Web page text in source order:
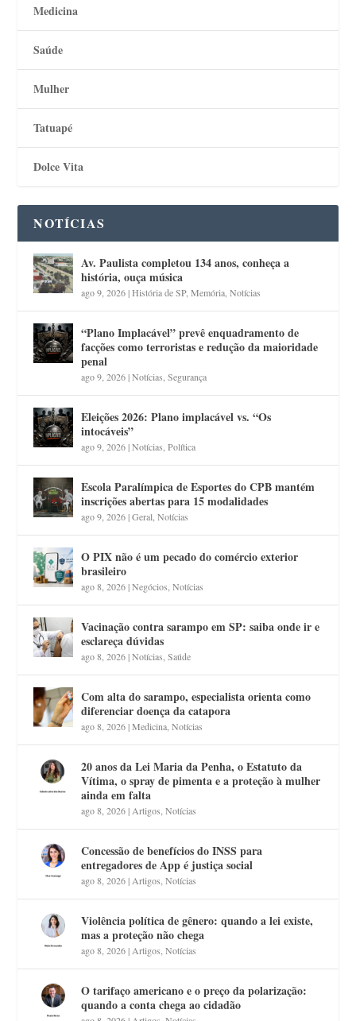
Medicina
Saúde
Mulher
Tatuapé
Dolce Vita
NOTÍCIAS
Av. Paulista completou 134 anos, conheça a
história, ouça música
ago 9, 2026|História de SP,Memória ,Notícias
“Plano Implacável” prevê enquadramento de
facções como terroristas e redução da maioridade
penal
ago 9, 2026|Notícias ,Segurança
Eleições 2026: Plano implacável vs. “Os
intocáveis”
ago 9, 2026|Notícias ,Política
Escola Paralímpica de Esportes do CPB mantém
inscrições abertas para 15 modalidades
ago 9, 2026|Geral ,Notícias
O PIX não é um pecado do comércio exterior
brasileiro
ago 8, 2026|Negócios ,Notícias
Vacinação contra sarampo em SP: saiba onde ir e
esclareça dúvidas
ago 8, 2026|Notícias ,Saúde
Com alta do sarampo, especialista orienta como
diferenciar doença da catapora
ago 8, 2026|Medicina ,Notícias
20 anos da Lei Maria da Penha, o Estatuto da
Vítima, o spray de pimenta e a proteção à mulher
ainda em falta
ago 8, 2026| Artigos ,Notícias
Concessão de benefícios do INSS para
entregadores de App é justiça social
ago 8, 2026| Artigos ,Notícias
Violência política de gênero: quando a lei existe,
mas a proteção não chega
ago 8, 2026| Artigos ,Notícias
O tarifaço americano e o preço da polarização:
quando a conta chega ao cidadão